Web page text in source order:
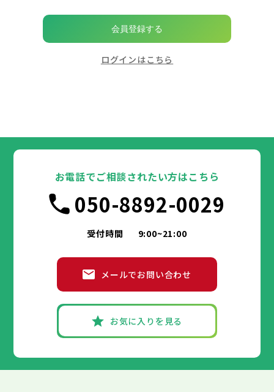
会員登録する
ログインはこちら
お電話でご相談されたい方はこちら
050-8892-0029
受付時間 9:00~21:00
メールでお問い合わせ
お気に入りを見る